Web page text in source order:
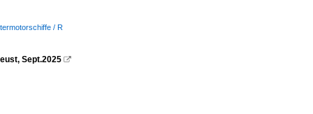
/ R
Sept.2025 